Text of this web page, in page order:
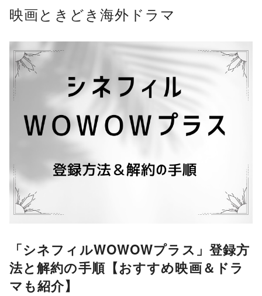
映画ときどき海外ドラマ
「シネフィルWOWOWプラス」登録方
法と解約の手順【おすすめ映画＆ドラ
マも紹介】